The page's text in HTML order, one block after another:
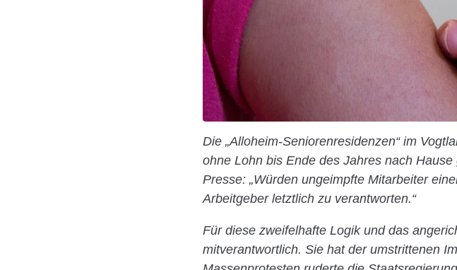
Die „Alloheim-Seniorenresidenzen“ im
ohne Lohn bis Ende des Jahres nach
Presse: „Würden ungeimpfte Mitarbeiter
Arbeitgeber letztlich zu verantworten.“
Für diese zweifelhafte Logik und das
mitverantwortlich. Sie hat der umstrittenen